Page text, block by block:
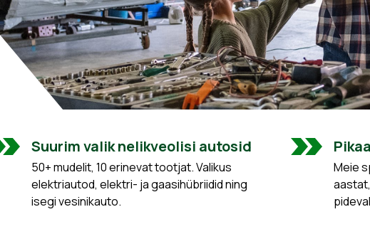
Suurim valik nelikveolisi autosid
50+ mudelit, 10 erinevat tootjat. Valikus
elektriautod, elektri- ja gaasihübriidid ning
isegi vesinikauto.
Meie